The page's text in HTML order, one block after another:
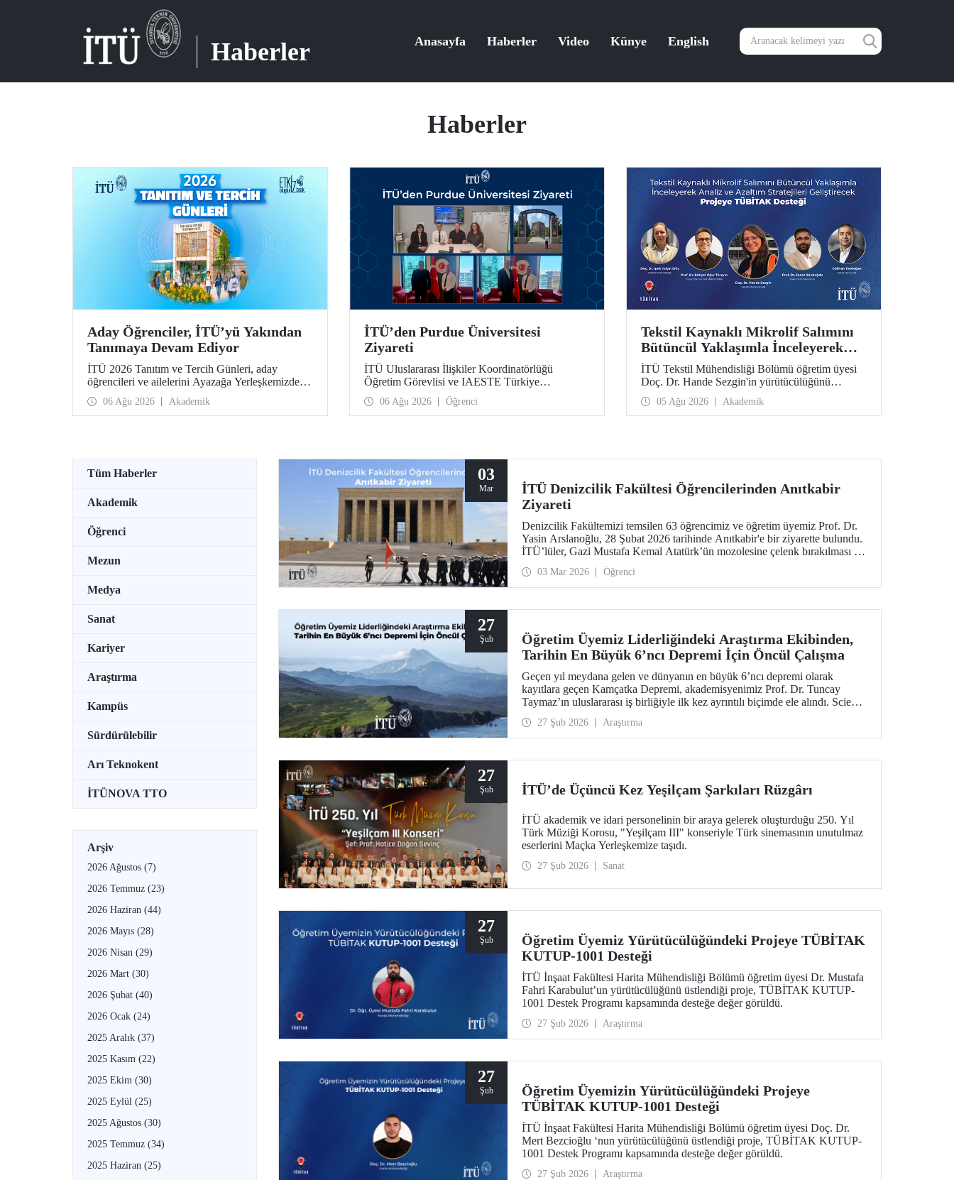
Haberler Anasayfa Haberler Video Künye English
Haberler
Aday Öğrenciler, İTÜ’yü Yakından
Tanımaya Devam Ediyor
İTÜ 2026 Tanıtım ve Tercih Günleri, aday
öğrencileri ve ailelerini Ayazağa Yerleşkemizde
ağırlamaya devam ediyor. Tanıtım ve Tercih
Günleri 7 Ağustos’ta tamamlanacak, ilgili fakülte
ve birimler adaylara bilgi vermeye devam edecek.
06 Ağu 2026 Akademik
İTÜ’den Purdue Üniversitesi
Ziyareti
İTÜ Uluslararası İlişkiler Koordinatörlüğü
Öğretim Görevlisi ve IAESTE Türkiye
Sorumlusu Cahit Okan, akademik ilişkileri ve iş
birliğini geliştirmek amacıyla 20-27 Temmuz
tarihlerinde ABD’de dünyanın önde gelen
06 Ağu 2026 Öğrenci
Tekstil Kaynaklı Mikrolif Salımını
Bütüncül Yaklaşımla İnceleyerek
Analiz ve Azaltım Stratejileri
Geliştirecek Projeye TÜBİTAK
Desteği
İTÜ Tekstil Mühendisliği Bölümü öğretim üyesi
Doç. Dr. Hande Sezgin'in yürütücülüğünü
üstlendiği “Sürdürülebilir Pamuk ve Polyester
Esaslı Tekstil Ürünlerinde Kullanım Koşullarına
Bağlı Mikrolif Salımı: Aşınma, UV Maruziyeti ve
proje, TÜBİTAK 2515 – COST Aksiyon Üyeleri
desteklenmeye hak kazandı.
05 Ağu 2026 Akademik
Tüm Haberler
Akademik
Öğrenci
Mezun
Medya
Sanat
Kariyer
Araştırma
Kampüs
Sürdürülebilir
Arı Teknokent
İTÜNOVA TTO
Arşiv
2026 Ağustos (7)
2026 Temmuz (23)
2026 Haziran (44)
2026 Mayıs (28)
2026 Nisan (29)
2026 Mart (30)
2026 Şubat (40)
2026 Ocak (24)
2025 Aralık (37)
2025 Kasım (22)
2025 Ekim (30)
2025 Eylül (25)
2025 Ağustos (30)
2025 Temmuz (34)
2025 Haziran (25)
03
Mar
İTÜ Denizcilik Fakültesi Öğrencilerinden Anıtkabir
Ziyareti
Denizcilik Fakültemizi temsilen 63 öğrencimiz ve öğretim üyemiz Prof. Dr.
Yasin Arslanoğlu, 28 Şubat 2026 tarihinde Anıtkabir'e bir ziyarette bulundu.
İTÜ’lüler, Gazi Mustafa Kemal Atatürk’ün mozolesine çelenk bırakılması ve
anı defterinin imzalanmasının ardından Anıtkabir Atatürk ve Kurtuluş Savaşı
Müzesi’ni gezdi.
03 Mar 2026 Öğrenci
27
Şub
Öğretim Üyemiz Liderliğindeki Araştırma Ekibinden,
Tarihin En Büyük 6’ncı Depremi İçin Öncül Çalışma
Geçen yıl meydana gelen ve dünyanın en büyük 6’ncı depremi olarak
kayıtlara geçen Kamçatka Depremi, akademisyenimiz Prof. Dr. Tuncay
Taymaz’ın uluslararası iş birliğiyle ilk kez ayrıntılı biçimde ele alındı. Science
dinamikleri ve doğal afet zararlarına yönelik değerli sismolojik bulgular
ortaya koydu.
27 Şub 2026 Araştırma
27
Şub İTÜ’de Üçüncü Kez Yeşilçam Şarkıları Rüzgârı
İTÜ akademik ve idari personelinin bir araya gelerek oluşturduğu 250. Yıl
Türk Müziği Korosu, "Yeşilçam III" konseriyle Türk sinemasının unutulmaz
eserlerini Maçka Yerleşkemize taşıdı.
27 Şub 2026 Sanat
27
Şub
Öğretim Üyemiz Yürütücülüğündeki Projeye TÜBİTAK
KUTUP-1001 Desteği
İTÜ İnşaat Fakültesi Harita Mühendisliği Bölümü öğretim üyesi Dr. Mustafa
Fahri Karabulut’un yürütücülüğünü üstlendiği proje, TÜBİTAK KUTUP-
1001 Destek Programı kapsamında desteğe değer görüldü.
27 Şub 2026 Araştırma
27
Şub
Öğretim Üyemizin Yürütücülüğündeki Projeye
TÜBİTAK KUTUP-1001 Desteği
İTÜ İnşaat Fakültesi Harita Mühendisliği Bölümü öğretim üyesi Doç. Dr.
Mert Bezcioğlu ‘nun yürütücülüğünü üstlendiği proje, TÜBİTAK KUTUP-
1001 Destek Programı kapsamında desteğe değer görüldü.
27 Şub 2026 Araştırma